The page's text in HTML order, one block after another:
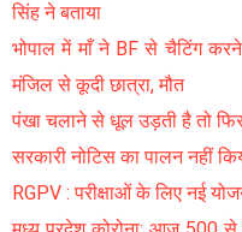
सिंह ने बताया
भोपाल में माँ ने BF से चैटिंग करने
मंजिल से कूदी छात्रा, मौत
पंखा चलाने से धूल उड़ती है तो
सरकारी नोटिस का पालन नहीं
RGPV : परीक्षाओं के लिए नई